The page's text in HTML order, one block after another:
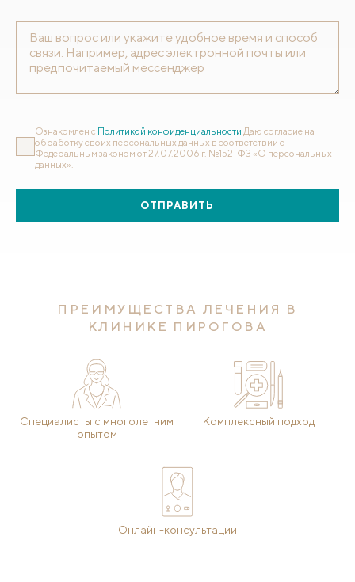
Ознакомлен с Политикой конфиденциальности Даю согласие на
обработку своих персональных данных в соответствии с
Федеральным законом от 27.07.2006 г. №152-ФЗ «О персональных
данных».
ОТПРАВИТЬ
ПРЕИМУЩЕСТВА ЛЕЧЕНИЯ В
КЛИНИКЕ ПИРОГОВА
Специалисты с многолетним
опытом
Комплексный подход
Онлайн-консультации